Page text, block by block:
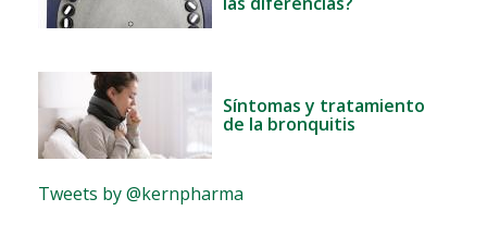
Síntomas y tratamiento
de la bronquitis
Tweets by @kernpharma